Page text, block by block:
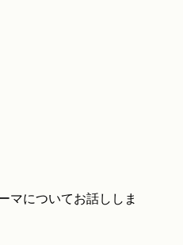
マについてお話ししま